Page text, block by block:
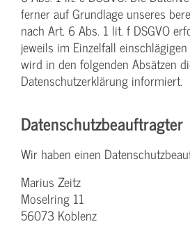
ferner auf Grundlage unseres
nach Art. 6 Abs. 1 lit. f DSGVO
jeweils im Einzelfall
wird in den folgenden Absätzen
Datenschutzerklärung informiert.
Datenschutz­beauftragter
Wir haben einen
Marius Zeitz
Moselring 11
56073 Koblenz